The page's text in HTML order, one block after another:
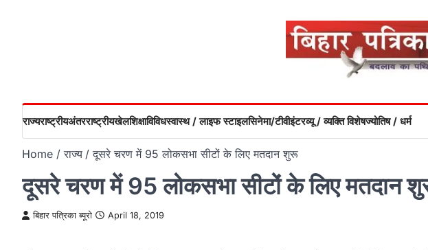
राज्यराष्ट्रीयअंतरराष्ट्रीयखेलशिक्षाविविधस्वास्थ / लाइफ स्टाइलसिनेमा/टीवीइंटरव्यू / व्यक्ति विशेषज्योतिष / धर्म
Home राज्य दूसरे चरण में 95 लोकसभा सीटों के लिए मतदान शुरू
दूसरे चरण में 95 लोकसभा सीटों के लिए मतदान
बिहार पत्रिका ब्यूरो April 18, 2019